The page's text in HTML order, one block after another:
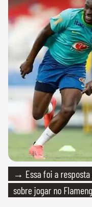
→ Essa foi a resposta
sobre jogar no